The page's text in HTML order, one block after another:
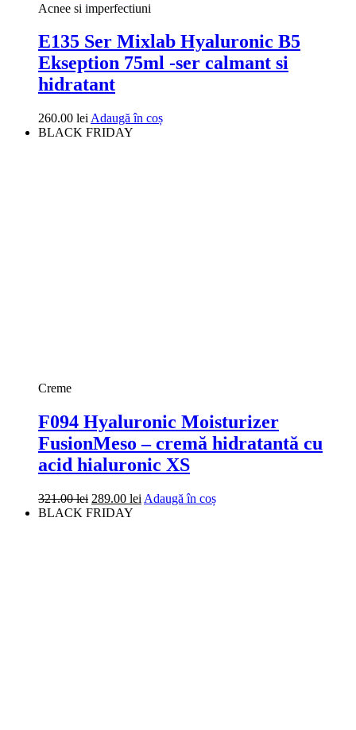
Acnee si imperfectiuni
E135 Ser Mixlab Hyaluronic B5
Ekseption 75ml -ser calmant si
hidratant
260.00 lei Adaugă în coș
BLACK FRIDAY
Creme
F094 Hyaluronic Moisturizer
FusionMeso – cremă hidratantă cu
acid hialuronic XS
321.00lei Prețul
inițial
289.00 lei Prețul
Adaugă în coș
BLACK FRIDAY